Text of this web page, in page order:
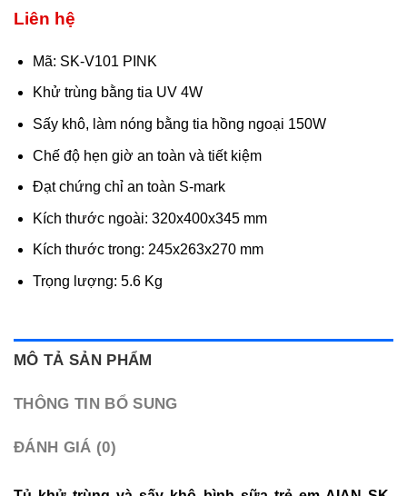
Liên hệ
Mã: SK-V101 PINK
Khử trùng bằng tia UV 4W
Sấy khô, làm nóng bằng tia hồng ngoại 150W
Chế độ hẹn giờ an toàn và tiết kiệm
Đạt chứng chỉ an toàn S-mark
Kích thước ngoài: 320x400x345 mm
Kích thước trong: 245x263x270 mm
Trọng lượng: 5.6 Kg
MÔ TẢ SẢN PHẨM
THÔNG TIN BỔ SUNG
ĐÁNH GIÁ (0)